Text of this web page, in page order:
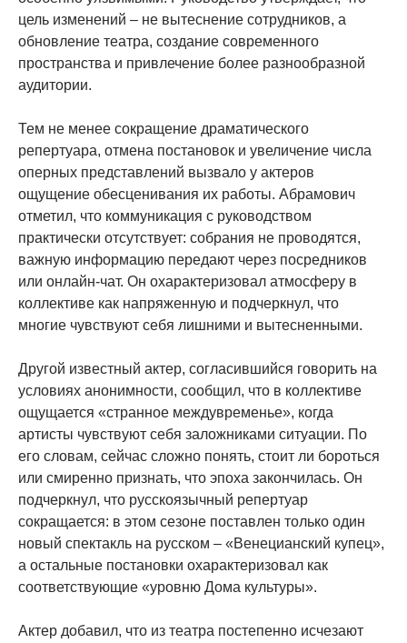
цель изменений – не вытеснение сотрудников, а
обновление театра, создание современного
пространства и привлечение более разнообразной
аудитории.
Тем не менее сокращение драматического
репертуара, отмена постановок и увеличение числа
оперных представлений вызвало у актеров
ощущение обесценивания их работы. Абрамович
отметил, что коммуникация с руководством
практически отсутствует: собрания не проводятся,
важную информацию передают через посредников
или онлайн-чат. Он охарактеризовал атмосферу в
коллективе как напряженную и подчеркнул, что
многие чувствуют себя лишними и вытесненными.
Другой известный актер, согласившийся говорить на
условиях анонимности, сообщил, что в коллективе
ощущается «странное междувременье», когда
артисты чувствуют себя заложниками ситуации. По
его словам, сейчас сложно понять, стоит ли бороться
или смиренно признать, что эпоха закончилась. Он
подчеркнул, что русскоязычный репертуар
сокращается: в этом сезоне поставлен только один
новый спектакль на русском – «Венецианский купец»,
а остальные постановки охарактеризовал как
соответствующие «уровню Дома культуры».
Актер добавил, что из театра постепенно исчезают